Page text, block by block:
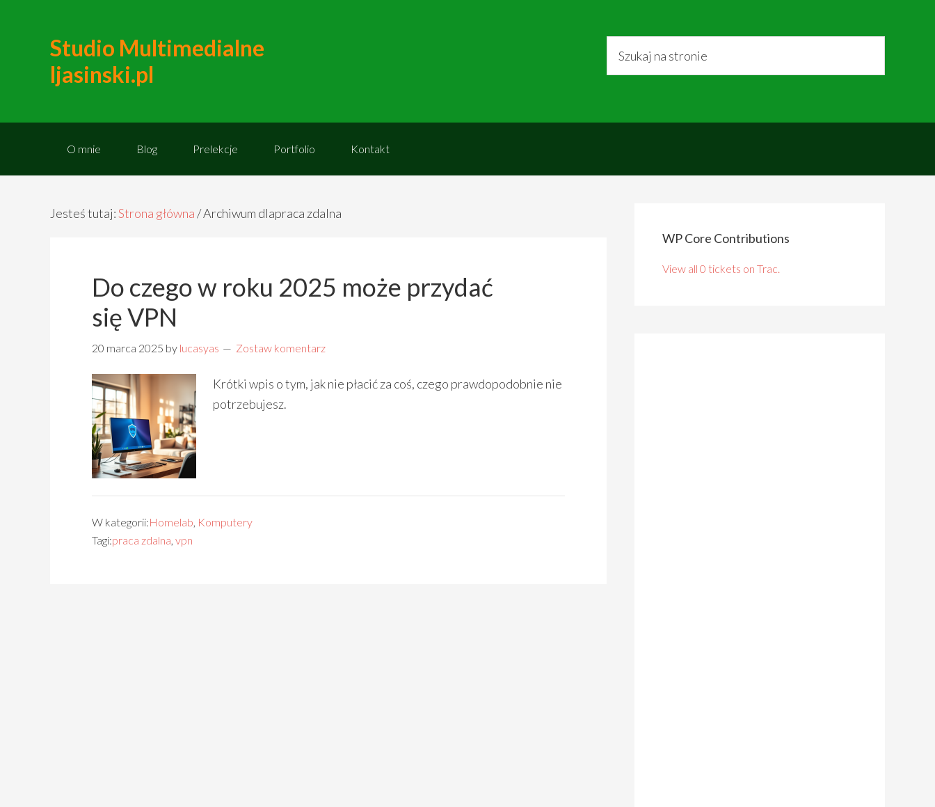
Studio Multimedialne
ljasinski.pl
O mnie Blog Prelekcje Portfolio Kontakt
Jesteś tutaj:Strona główna/Archiwum dlapraca zdalna
Do czego w roku 2025 może przydać
się VPN
20 marca 2025 by lucasyas Zostaw komentarz
Krótki wpis o tym, jak nie płacić za coś, czego prawdopodobnie nie
potrzebujesz.
W kategorii:Homelab, Komputery
Tagi:praca zdalna, vpn
WP Core Contributions
View all 0 tickets on Trac.